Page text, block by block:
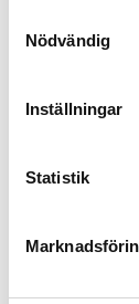
Nödvändig
Inställningar
Statistik